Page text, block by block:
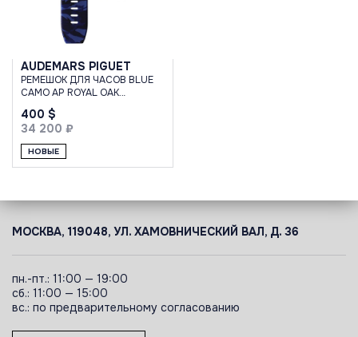
AUDEMARS PIGUET
РЕМЕШОК ДЛЯ ЧАСОВ BLUE
CAMO AP ROYAL OAK
OFFSHORE 44MM STRAP
400 $
34 200 ₽
НОВЫЕ
МОСКВА, 119048, УЛ. ХАМОВНИЧЕСКИЙ ВАЛ, Д. 36
пн.-пт.: 11:00 — 19:00
сб.: 11:00 — 15:00
вс.: по предварительному согласованию